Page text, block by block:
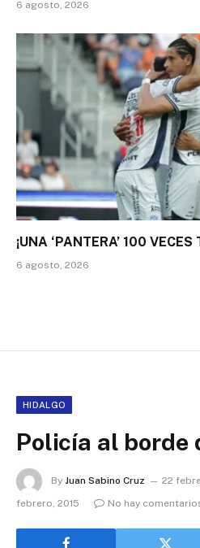
6 agosto, 2026
¡UNA ‘PANTERA’ 100 VECES
6 agosto, 2026
HIDALGO
Policía al borde
By Juan Sabino Cruz 22
febrero, 2015
No hay